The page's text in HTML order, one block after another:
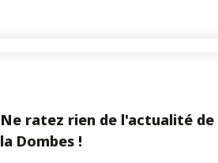
Ne ratez rien de l'actualité de
la Dombes !